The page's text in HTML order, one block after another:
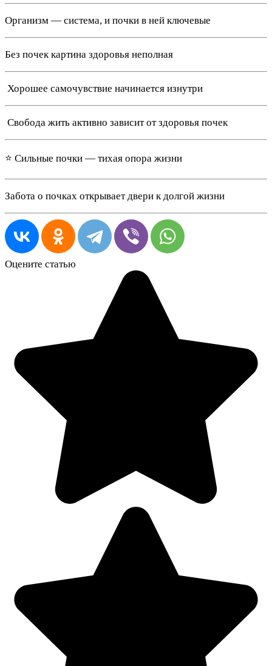
Организм — система, и почки в ней ключевые
Без почек картина здоровья неполная
️ Хорошее самочувствие начинается изнутри
️ Свобода жить активно зависит от здоровья почек
⭐ Сильные почки — тихая опора жизни
Забота о почках открывает двери к долгой жизни
Оцените статью